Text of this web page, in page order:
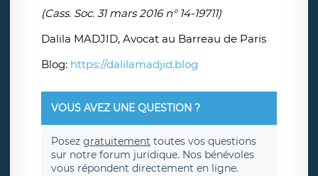
(Cass. Soc. 31 mars 2016 n° 14-19711)
Dalila MADJID, Avocat au Barreau de Paris
Blog: https://dalilamadjid.blog
VOUS AVEZ UNE QUESTION ?
Posez gratuitement toutes vos questions
sur notre forum juridique. Nos bénévoles
vous répondent directement en ligne.